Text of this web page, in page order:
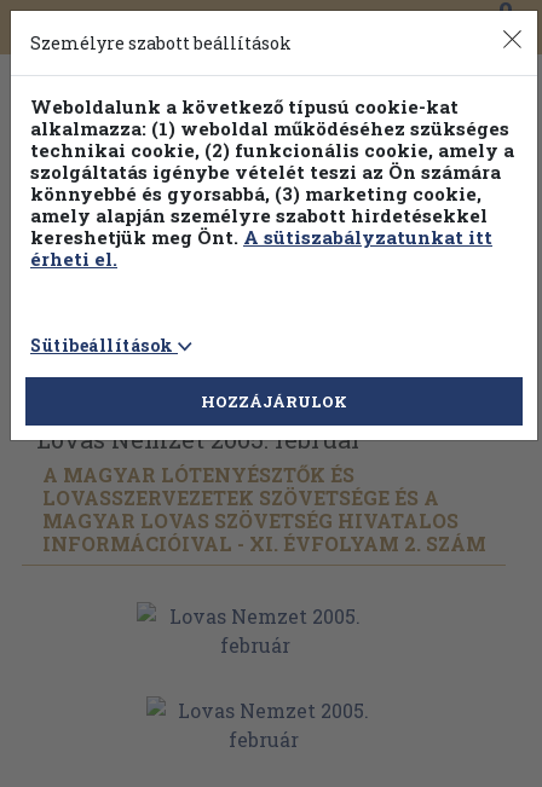
Toggle
navigation
0
Válogasson több mint 1.000.000 kiadványunk közül
100% kedvezménnyel!
Vissza az előző oldalra Válasszon példányt
Lovas Nemzet 2005. február
A MAGYAR LÓTENYÉSZTŐK ÉS
LOVASSZERVEZETEK SZÖVETSÉGE ÉS A
MAGYAR LOVAS SZÖVETSÉG HIVATALOS
INFORMÁCIÓIVAL - XI. ÉVFOLYAM 2. SZÁM
Személyre szabott beállítások
Weboldalunk a következő típusú cookie-kat
alkalmazza: (1) weboldal működéséhez szükséges
technikai cookie, (2) funkcionális cookie, amely a
szolgáltatás igénybe vételét teszi az Ön számára
könnyebbé és gyorsabbá, (3) marketing cookie,
amely alapján személyre szabott hirdetésekkel
kereshetjük meg Önt. A sütiszabályzatunkat itt
érheti el.
Sütibeállítások
HOZZÁJÁRULOK